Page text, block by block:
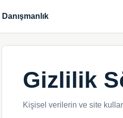
Gizlilik
Kişisel verilerin ve site